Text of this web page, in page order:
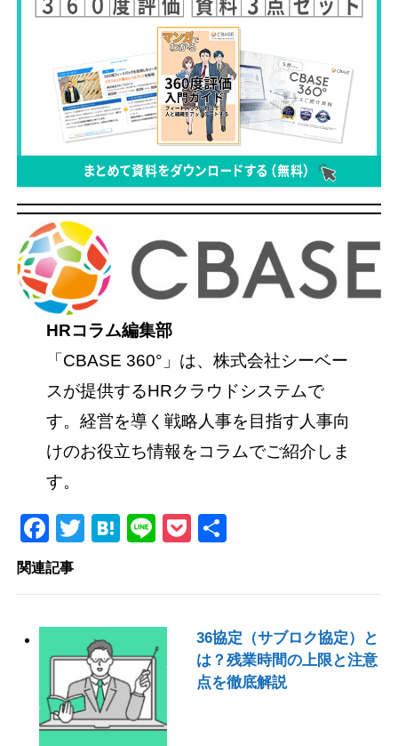
HRコラム編集部
「CBASE 360°」は、株式会社シーベー
スが提供するHRクラウドシステムで
す。経営を導く戦略人事を目指す人事向
けのお役立ち情報をコラムでご紹介しま
す。
Facebook
Twitter
Hatena
LinePocket
関連記事
36協定（サブロク協定）と
は？残業時間の上限と注意
点を徹底解説